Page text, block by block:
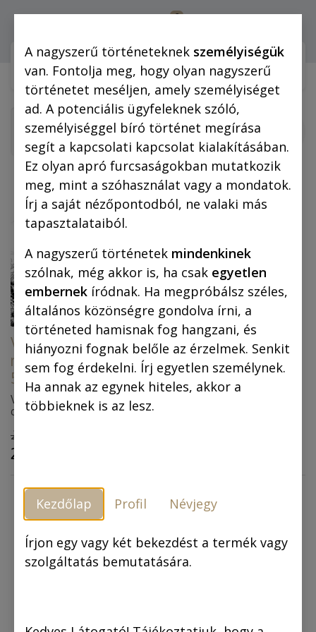
0
Webshop (mobilra)
Vászonkép: A
megkerült cirkáló
50x50 cm
Vászonkép-megrendelést
csak előzetes kifizetés
fogadjuk.
ÁTFUTÁSI IDŐ: AKÁR 10
25.000,00
22.500,00
A kőszívű ember fiai
(színes képregény)
A nagyszerű történeteknek személyiségük
van. Fontolja meg, hogy olyan nagyszerű
történetet meséljen, amely személyiséget
ad. A potenciális ügyfeleknek szóló,
személyiséggel bíró történet megírása
segít a kapcsolati kapcsolat kialakításában.
Ez olyan apró furcsaságokban mutatkozik
meg, mint a szóhasználat vagy a mondatok.
Írj a saját nézőpontodból, ne valaki más
tapasztalataiból.
A nagyszerű történetek mindenkinek
szólnak, még akkor is, ha csak egyetlen
embernek íródnak. Ha megpróbálsz széles,
általános közönségre gondolva írni, a
történeted hamisnak fog hangzani, és
hiányozni fognak belőle az érzelmek. Senkit
sem fog érdekelni. Írj egyetlen személynek.
Ha annak az egynek hiteles, akkor a
többieknek is az lesz.
Kezdőlap Profil Névjegy
Írjon egy vagy két bekezdést a termék vagy
szolgáltatás bemutatására.